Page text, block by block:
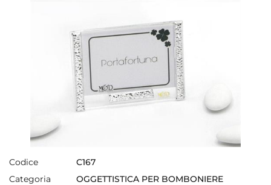
Codice
C167
Categoria
OGGETTISTICA PER BOMBONIERE